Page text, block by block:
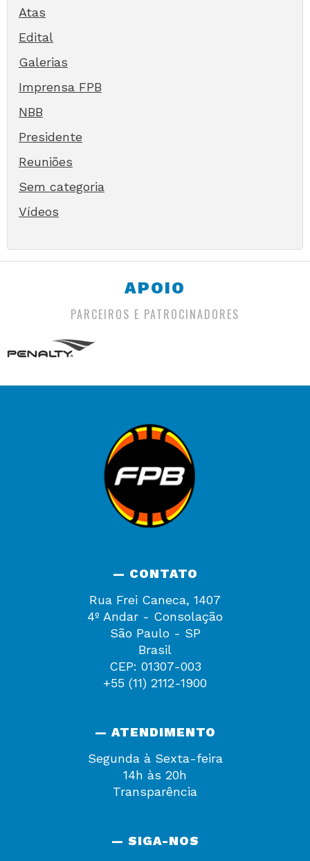
Atas
Edital
Galerias
Imprensa FPB
NBB
Presidente
Reuniões
Sem categoria
Vídeos
APOIO
PARCEIROS E PATROCINADORES
— CONTATO
Rua Frei Caneca, 1407
4º Andar - Consolação
São Paulo - SP
Brasil
CEP: 01307-003
+55 (11) 2112-1900
— ATENDIMENTO
Segunda à Sexta-feira
14h às 20h
Transparência
— SIGA-NOS